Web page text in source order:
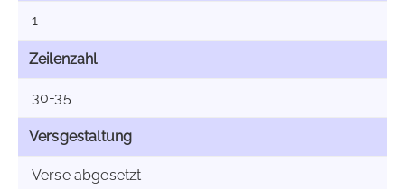
1
Zeilenzahl
30-35
Versgestaltung
Verse abgesetzt